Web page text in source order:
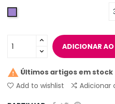
Spring
ADICIONAR
 Últimos artigos em stock
Add to wishlist
Adicionar